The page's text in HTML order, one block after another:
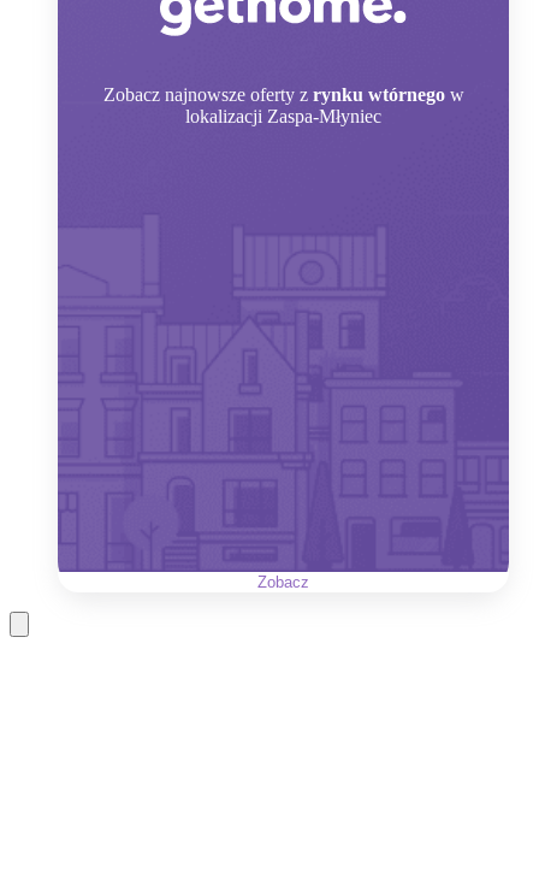
Zobacz najnowsze oferty z rynku wtórnego w
lokalizacji Zaspa-Młyniec
Zobacz